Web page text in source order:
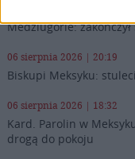
Medziugorie:
06 sierpnia 2026 | 20:19
Biskupi Meksyku:
06 sierpnia 2026 | 18:32
Kard. Parolin w
drogą do pokoju